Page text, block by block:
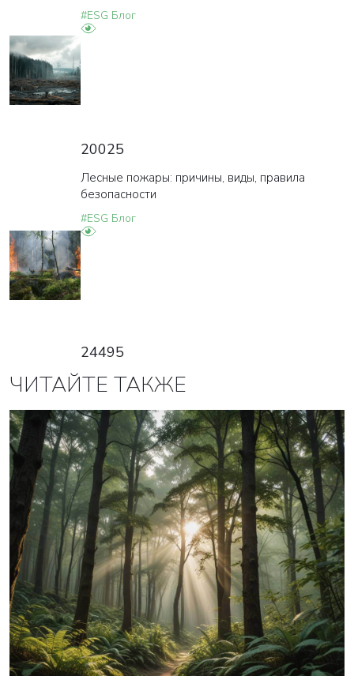
#ESG Блог
20025
Лесные пожары: причины, виды, правила
безопасности
#ESG Блог
24495
ЧИТАЙТЕ ТАКЖЕ